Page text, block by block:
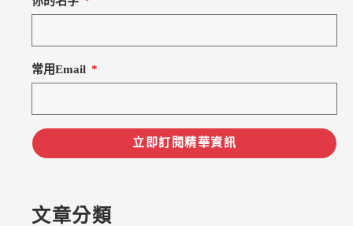
常用Email
立即訂閱精華資訊
文章分類